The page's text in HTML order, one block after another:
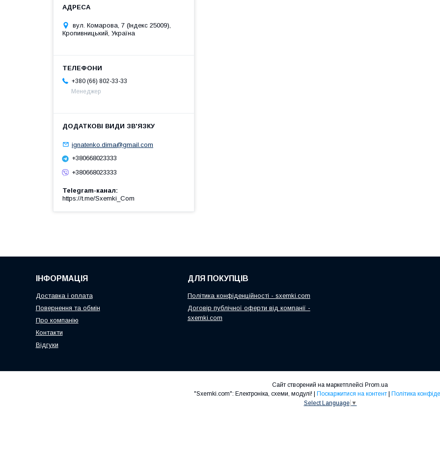
вул. Комарова, 7 (Індекс 25009),
Кропивницький, Україна
+380 (66) 802-33-33
Менеджер
ignatenko.dima@gmail.com
+380668023333
+380668023333
Telegram-канал
https://t.me/Sxemki_Com
ІНФОРМАЦІЯ
Доставка і оплата
Повернення та обмін
Про компанію
Контакти
Відгуки
ДЛЯ ПОКУПЦІВ
Політика конфіденційності - sxemki.com
Договір публічної оферти від компанії -
sxemki.com
Сайт створений на маркетплейсі Prom.ua
Поскаржитися на контент
Політика
Select Language ▼